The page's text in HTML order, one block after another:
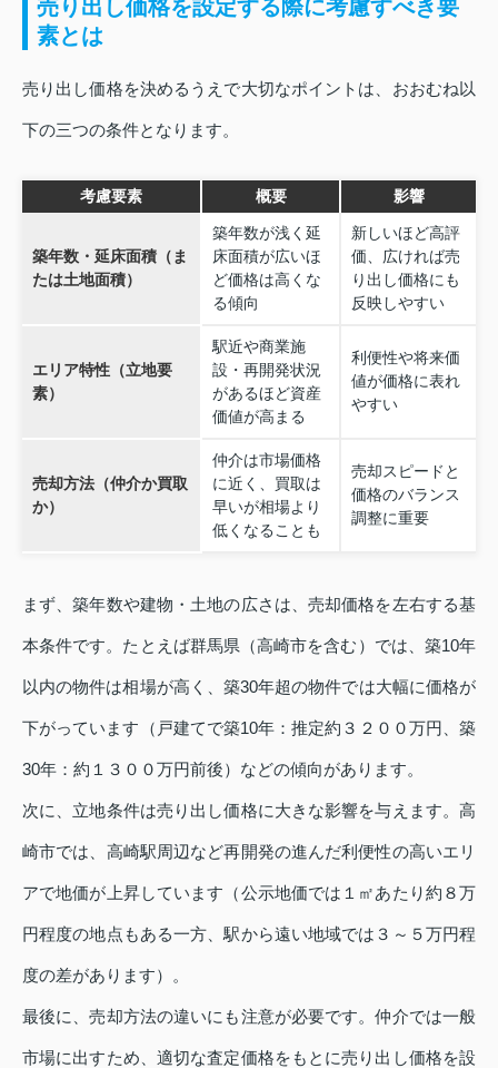
売り出し価格を設定する際に考慮すべき要
素とは
売り出し価格を決めるうえで大切なポイントは、おおむね以
下の三つの条件となります。
考慮要素 概要 影響
築年数・延床面積（ま
たは土地面積）
築年数が浅く延
床面積が広いほ
ど価格は高くな
る傾向
新しいほど高評
価、広ければ売
り出し価格にも
反映しやすい
エリア特性（立地要
素）
駅近や商業施
設・再開発状況
があるほど資産
価値が高まる
利便性や将来価
値が価格に表れ
やすい
売却方法（仲介か買取
か）
仲介は市場価格
に近く、買取は
早いが相場より
低くなることも
売却スピードと
価格のバランス
調整に重要
まず、築年数や建物・土地の広さは、売却価格を左右する基
本条件です。たとえば群馬県（高崎市を含む）では、築10年
以内の物件は相場が高く、築30年超の物件では大幅に価格が
下がっています（戸建てで築10年：推定約３２００万円、築
30年：約１３００万円前後）などの傾向があります。
次に、立地条件は売り出し価格に大きな影響を与えます。高
崎市では、高崎駅周辺など再開発の進んだ利便性の高いエリ
アで地価が上昇しています（公示地価では１㎡あたり約８万
円程度の地点もある一方、駅から遠い地域では３～５万円程
度の差があります）。
最後に、売却方法の違いにも注意が必要です。仲介では一般
市場に出すため、適切な査定価格をもとに売り出し価格を設